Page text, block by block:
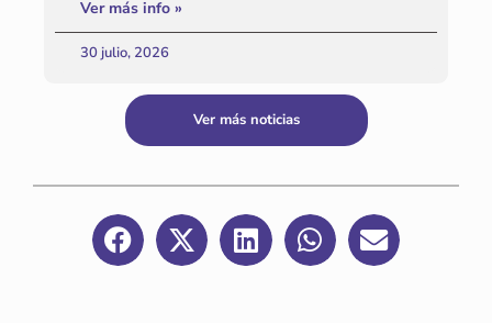
Ver más info »
30 julio, 2026
Ver más noticias